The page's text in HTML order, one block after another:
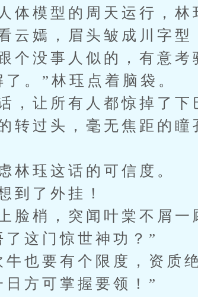
模型的周天运行，林
嫣，眉头皱成川字型
没事人似的，有意考
。”林珏点着脑袋。
让所有人都惊掉了下
过头，毫无焦距的瞳
珏这话的可信度。
了外挂！
梢，突闻叶棠不屑一
这门惊世神功？”
也要有个限度，资质
方可掌握要领！”